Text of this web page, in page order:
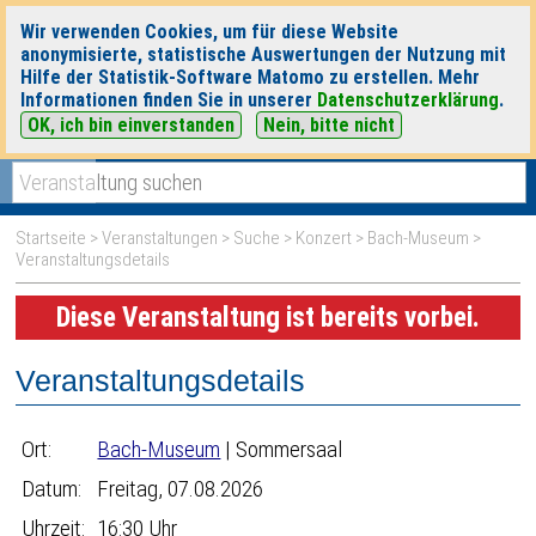
Wir verwenden Cookies, um für diese Website
anonymisierte, statistische Auswertungen der Nutzung mit
Hilfe der Statistik-Software Matomo zu erstellen. Mehr
Informationen finden Sie in unserer Datenschutzerklärung.
OK, ich bin einverstanden
Nein, bitte nicht
heute|morgen|
Startseite >Veranstaltungen > Suche > Konzert > Bach-Museum >
Veranstaltungsdetails
Diese Veranstaltung ist bereits vorbei.
Veranstaltungsdetails
Ort: Bach-Museum | Sommersaal
Datum:
Freitag, 07.08.2026
Uhrzeit: 16:30 Uhr